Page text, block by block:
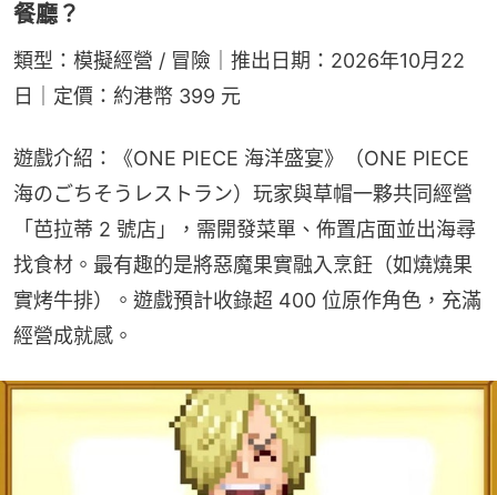
餐廳？
類型：模擬經營 / 冒險｜推出日期：2026年10月22
日｜定價：約港幣 399 元
遊戲介紹：《ONE PIECE 海洋盛宴》（ONE PIECE
海のごちそうレストラン）玩家與草帽一夥共同經營
「芭拉蒂 2 號店」，需開發菜單、佈置店面並出海尋
找食材。最有趣的是將惡魔果實融入烹飪（如燒燒果
實烤牛排）。遊戲預計收錄超 400 位原作角色，充滿
經營成就感。